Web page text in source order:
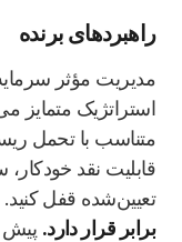
راهبردهای برنده
مدیریت مؤثر
استراتژیک متمایز
متناسب با تحمل
قابلیت نقد
تعیین‌شده قفل کنید.
برابر قرار دارد. پیش